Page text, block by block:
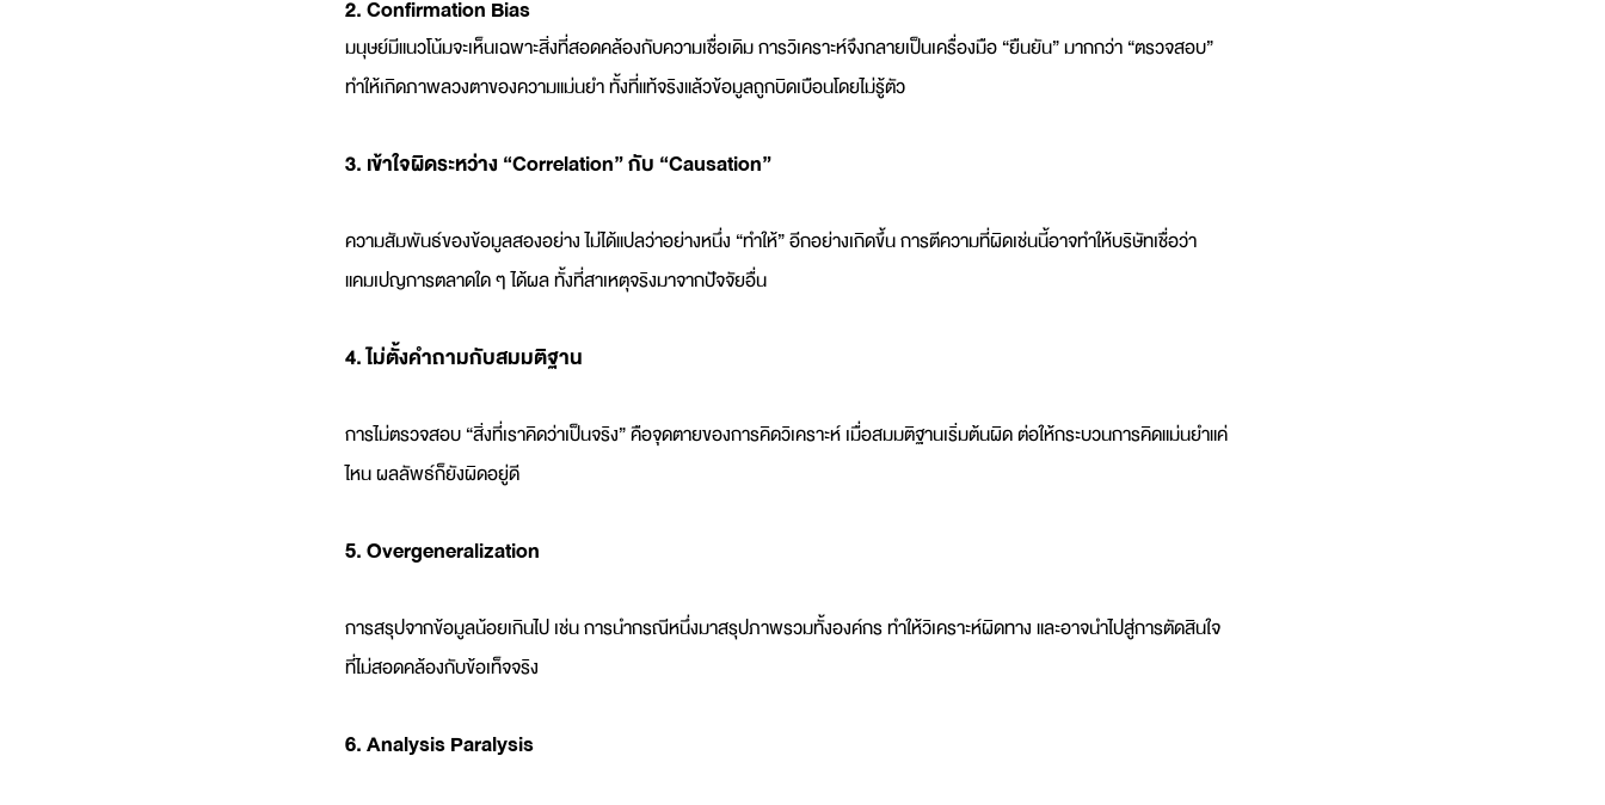
2. Confirmation Bias
มนุษย์มีแนวโน้มจะเห็นเฉพาะสิ่งที่สอดคล้องกับความเชื่อเดิม การวิเคราะห์จึงกลายเป็นเครื่องมือ “ยืนยัน” มากกว่า “ตรวจสอบ”
ทำให้เกิดภาพลวงตาของความแม่นยำ ทั้งที่แท้จริงแล้วข้อมูลถูกบิดเบือนโดยไม่รู้ตัว
3. เข้าใจผิดระหว่าง “Correlation” กับ “Causation”
ความสัมพันธ์ของข้อมูลสองอย่าง ไม่ได้แปลว่าอย่างหนึ่ง “ทำให้” อีกอย่างเกิดขึ้น การตีความที่ผิดเช่นนี้อาจทำให้บริษัทเชื่อว่า
แคมเปญการตลาดใด ๆ ได้ผล ทั้งที่สาเหตุจริงมาจากปัจจัยอื่น
4. ไม่ตั้งคำถามกับสมมติฐาน
การไม่ตรวจสอบ “สิ่งที่เราคิดว่าเป็นจริง” คือจุดตายของการคิดวิเคราะห์ เมื่อสมมติฐานเริ่มต้นผิด ต่อให้กระบวนการคิดแม่นยำแค่
ไหน ผลลัพธ์ก็ยังผิดอยู่ดี
5. Overgeneralization
การสรุปจากข้อมูลน้อยเกินไป เช่น การนำกรณีหนึ่งมาสรุปภาพรวมทั้งองค์กร ทำให้วิเคราะห์ผิดทาง และอาจนำไปสู่การตัดสินใจ
ที่ไม่สอดคล้องกับข้อเท็จจริง
6. Analysis Paralysis